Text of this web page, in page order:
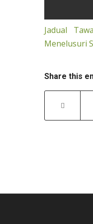
Jadual
Menelusuri
Share this